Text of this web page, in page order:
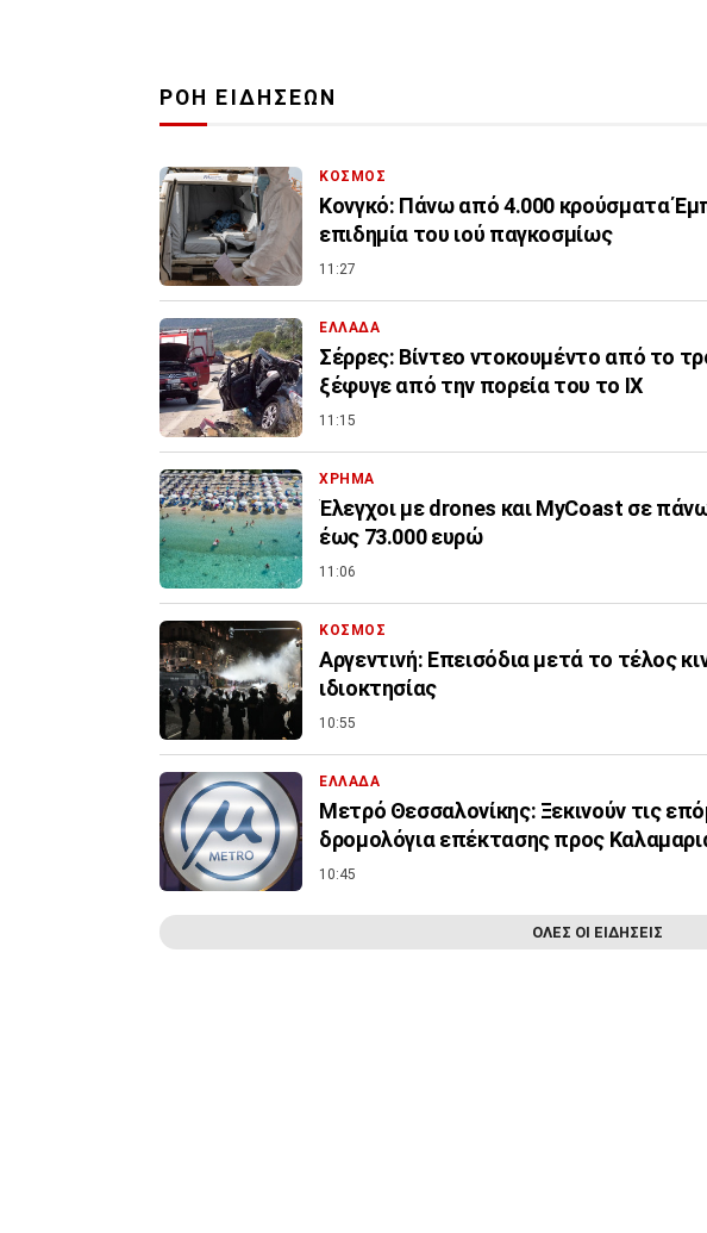
ΡΟΗ ΕΙΔΗΣΕΩΝ
ΚΟΣΜΟΣ
Κονγκό: Πάνω από 4.000 κρούσματα
επιδημία του ιού παγκοσμίως
11:27
ΕΛΛΑΔΑ
Σέρρες: Βίντεο ντοκουμέντο από το
ξέφυγε από την πορεία του το ΙΧ
11:15
ΧΡΗΜΑ
Έλεγχοι με drones και MyCoast σε
έως 73.000 ευρώ
11:06
ΚΟΣΜΟΣ
Αργεντινή: Επεισόδια μετά το τέλος
ιδιοκτησίας
10:55
ΕΛΛΑΔΑ
Μετρό Θεσσαλονίκης: Ξεκινούν τις
δρομολόγια επέκτασης προς
10:45
ΟΛΕΣ ΟΙ ΕΙΔΗΣΕΙΣ